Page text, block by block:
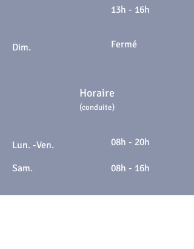
13h - 16h
Dim. Fermé
Horaire
(conduite)
Lun. -Ven.
Sam.
08h - 20h
08h - 16h